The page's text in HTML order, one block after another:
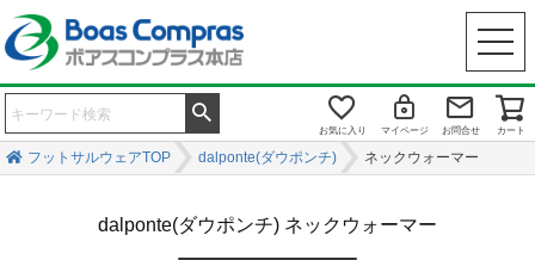
お気に入り マイページ お問合せ カート
フットサルウェアTOP dalponte(ダウポンチ) ネックウォーマー
dalponte(ダウポンチ) ネックウォーマー